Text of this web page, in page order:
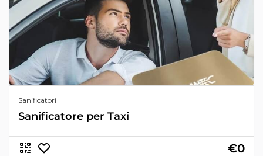
Sanificatori
Sanificatore per Taxi
€0